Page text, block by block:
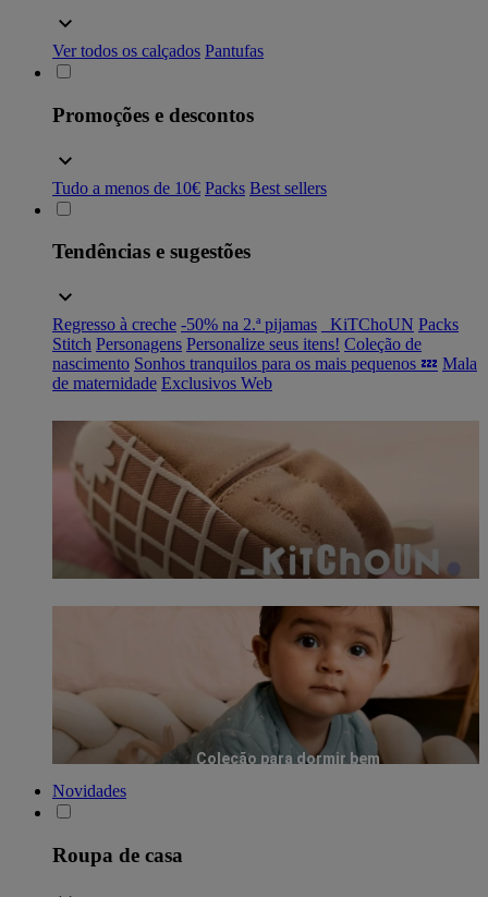
Ver todos os calçados Pantufas
Promoções e descontos
Tudo a menos de 10€ Packs Best sellers
Tendências e sugestões
Regresso à creche -50% na 2.ª pijamas _KiTChoUN Packs
Stitch Personagens Personalize seus itens! Coleção de
nascimento Sonhos tranquilos para os mais pequenos 💤 Mala
de maternidade Exclusivos Web
Coleção para dormir bem
Novidades
Roupa de casa